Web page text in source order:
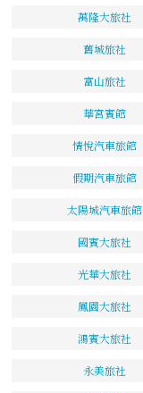
萬隆大旅社
舊城旅社
富山旅社
華宮賓館
情悅汽車旅館
假期汽車旅館
太陽城汽車旅館
國賓大旅社
光華大旅社
鳳園大旅社
鴻賓大旅社
永美旅社